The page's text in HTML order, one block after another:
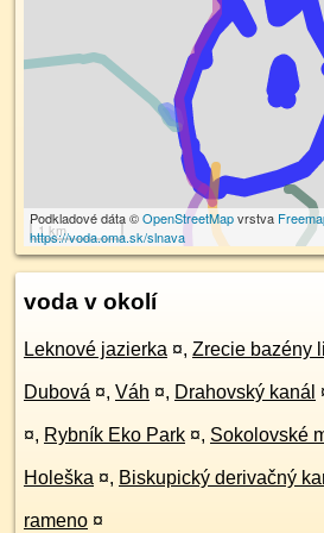
1 km
Podkladové dáta ©OpenStreetMapvrstva
https://voda.oma.sk/slnava
voda v okolí
Leknové jazierka ¤, Zrecie bazény
Dubová ¤, Váh ¤, Drahovský kanál
¤, Rybník Eko Park ¤, Sokolovské
Holeška ¤, Biskupický derivačný
rameno ¤